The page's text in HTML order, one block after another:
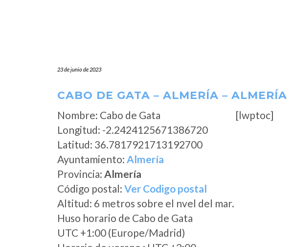
23 de junio de 2023
CABO DE GATA – ALMERÍA – ALMERÍA
Nombre: Cabo de Gata
Longitud: -2.2424125671386720
Latitud: 36.7817921713192700
Ayuntamiento: Almería
Provincia: Almería
Código postal: Ver Codigo postal
Altitud: 6 metros sobre el nvel del mar.
Huso horario de Cabo de Gata
UTC +1:00 (Europe/Madrid)
[lwptoc]